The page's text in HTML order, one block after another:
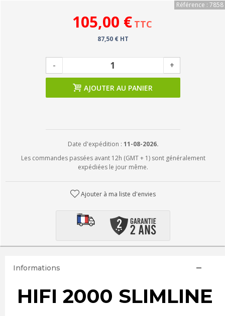
Référence : 7858
105,00 € TTC
87,50 € HT
- +
AJOUTER AU PANIER
Date d'expédition : 11-08-2026.
Les commandes passées avant 12h (GMT + 1) sont généralement
expédiées le jour même.
Ajouter à ma liste d'envies
Informations
HIFI 2000 SLIMLINE